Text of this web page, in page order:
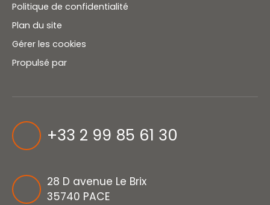
Politique de confidentialité
Plan du site
Gérer les cookies
Propulsé par
+33 2 99 85 61 30
28 D avenue Le Brix
35740 PACE